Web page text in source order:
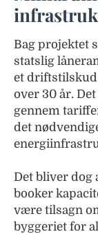
Bag projektet
statslig
et driftstilskud
over 30 år.
gennem
det
Det bliver dog
booker
være tilsagn
byggeriet for